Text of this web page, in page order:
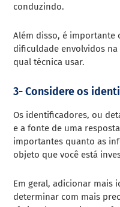
conduzindo.
Além disso, é importante
dificuldade envolvidos
qual técnica usar.
3- Considere os
Os identificadores, ou
e a fonte de uma
importantes quanto as
objeto que você está
Em geral, adicionar mais
determinar com mais